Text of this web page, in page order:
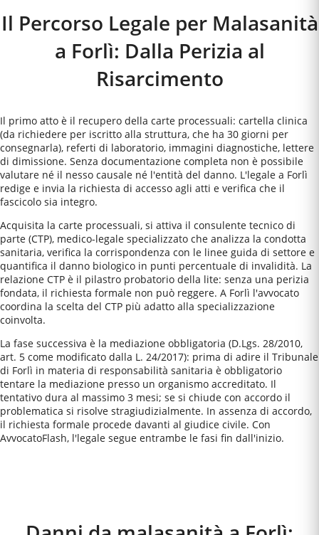
Il Percorso Legale per Malasanità
a Forlì: Dalla Perizia al
Risarcimento
Il primo atto è il recupero della carte processuali: cartella clinica
(da richiedere per iscritto alla struttura, che ha 30 giorni per
consegnarla), referti di laboratorio, immagini diagnostiche, lettere
di dimissione. Senza documentazione completa non è possibile
valutare né il nesso causale né l'entità del danno. L'legale a Forlì
redige e invia la richiesta di accesso agli atti e verifica che il
fascicolo sia integro.
Acquisita la carte processuali, si attiva il consulente tecnico di
parte (CTP), medico-legale specializzato che analizza la condotta
sanitaria, verifica la corrispondenza con le linee guida di settore e
quantifica il danno biologico in punti percentuale di invalidità. La
relazione CTP è il pilastro probatorio della lite: senza una perizia
fondata, il richiesta formale non può reggere. A Forlì l'avvocato
coordina la scelta del CTP più adatto alla specializzazione
coinvolta.
La fase successiva è la mediazione obbligatoria (D.Lgs. 28/2010,
art. 5 come modificato dalla L. 24/2017): prima di adire il Tribunale
di Forlì in materia di responsabilità sanitaria è obbligatorio
tentare la mediazione presso un organismo accreditato. Il
tentativo dura al massimo 3 mesi; se si chiude con accordo il
problematica si risolve stragiudizialmente. In assenza di accordo,
il richiesta formale procede davanti al giudice civile. Con
AvvocatoFlash, l'legale segue entrambe le fasi fin dall'inizio.